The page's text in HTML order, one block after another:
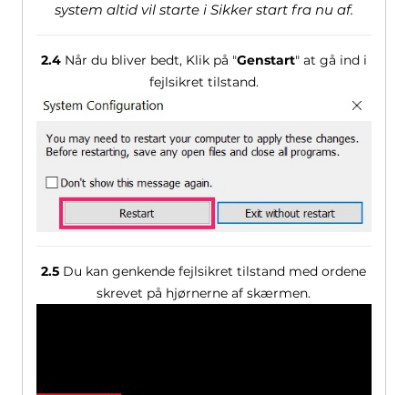
system altid vil starte i Sikker start fra nu af.
2.4Når du bliver bedt, Klik på "Genstart" at gå ind i
fejlsikret tilstand.
2.5 Du kan genkende fejlsikret tilstand med ordene
skrevet på hjørnerne af skærmen.